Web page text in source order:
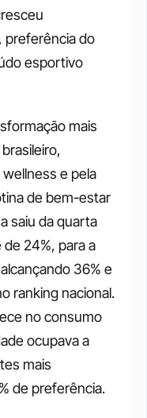
preferência do
esportivo
mais
e pela
de bem-estar
saiu da quarta
24%, para a
36% e
ranking nacional.
no consumo
ocupava a
mais
de preferência.